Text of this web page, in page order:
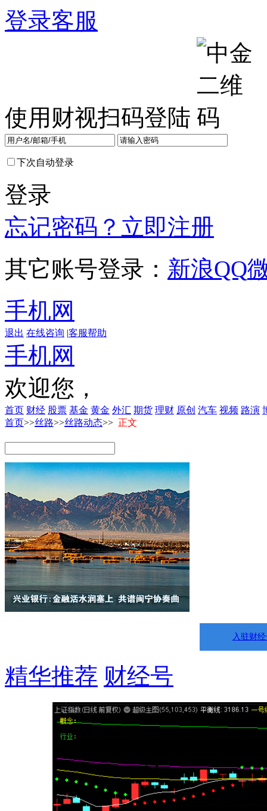
登录客服
使用财视扫码登陆
下次自动登录
登录
忘记密码？ 立即注册
其它账号登录： 新浪QQ
手机网
退出 在线咨询 |客服帮助
手机网
欢迎您，
首页 财经 股票 基金 黄金 外汇 期货 理财 原创 汽车 视频 路演
首页>>丝路>>丝路动态>> 正文
入驻财
精华推荐 财经号